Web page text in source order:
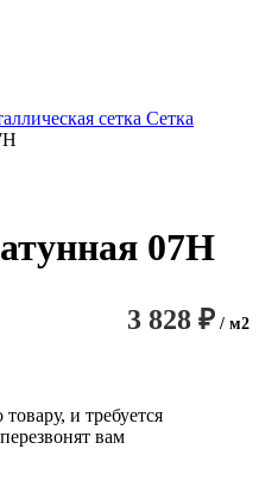
сетка Сетка
07Н
3 828 ₽ / м2
и требуется
вам